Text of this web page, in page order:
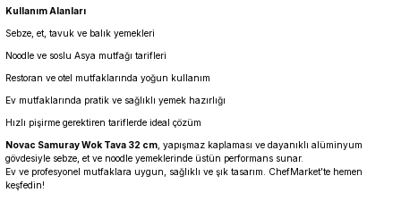
Kullanım Alanları
Sebze, et, tavuk ve balık yemekleri
Noodle ve soslu Asya mutfağı tarifleri
Restoran ve otel mutfaklarında yoğun kullanım
Ev mutfaklarında pratik ve sağlıklı yemek hazırlığı
Hızlı pişirme gerektiren tariflerde ideal çözüm
Novac Samuray Wok Tava 32 cm , yapışmaz kaplaması ve dayanıklı alüminyum
gövdesiyle sebze, et ve noodle yemeklerinde üstün performans sunar.
Ev ve profesyonel mutfaklara uygun, sağlıklı ve şık tasarım. ChefMarket’te hemen
keşfedin!